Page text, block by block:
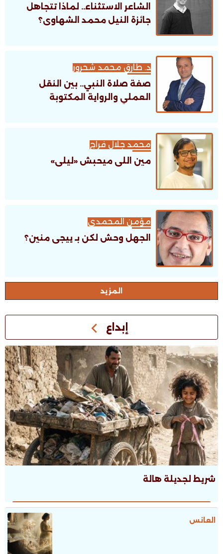
الشاعر الاستثناء.. لماذا تتجاهل
جائزة النيل محمد الشهاوى؟
د. طارق محمد شحرور
صفة صلاة النبي.. بين النقل
العملي والرواية المكتوبة
محمد جلال فراج
مين اللى ميحبش «ليلى»
مؤمن المحمدى
الجهل وحش لكن بـ ييجى منين؟
اﻟﻤﺰﻳﺪ
إبداع
شريط لجديلة هالة
العانس